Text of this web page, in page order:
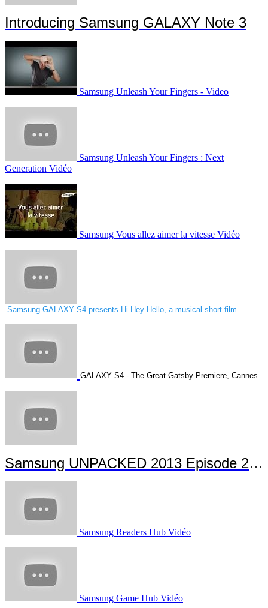
Introducing Samsung GALAXY Note 3
Samsung Unleash Your Fingers - Video
Samsung Unleash Your Fingers : Next
Generation Vidéo
Samsung Vous allez aimer la vitesse Vidéo
Samsung GALAXY S4 presents Hi Hey Hello, a musical short film
GALAXY S4 - The Great Gatsby Premiere, Cannes
Samsung UNPACKED 2013 Episode 2 Highlights
Samsung Readers Hub Vidéo
Samsung Game Hub Vidéo